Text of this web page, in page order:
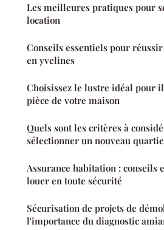
Les meilleures pratiques pour
location
Conseils essentiels pour
en yvelines
Choisissez le lustre idéal pour
pièce de votre maison
Quels sont les critères à
sélectionner un nouveau
Assurance habitation : conseils
louer en toute sécurité
Sécurisation de projets de
l'importance du diagnostic